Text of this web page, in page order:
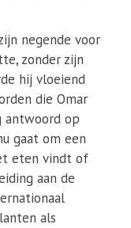
negende voor
zonder zijn
hij vloeiend
die Omar
antwoord op
gaat om een
eten vindt of
aan de
als